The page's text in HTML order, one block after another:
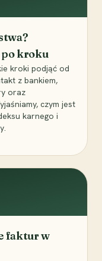
kroku
kroki podjąć od
z bankiem,
oraz
czym jest
karnego i
faktur w